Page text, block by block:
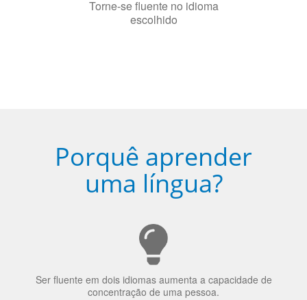
5
Porquê aprender
uma língua?